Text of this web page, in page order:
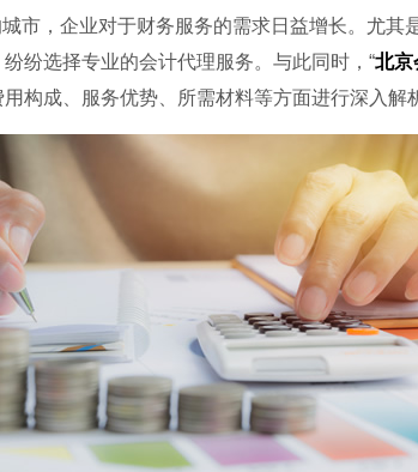
市，企业对于财务服务的需求日益增长。尤其
纷选择专业的会计代理服务。与此同时，“北京
构成、服务优势、所需材料等方面进行深入解